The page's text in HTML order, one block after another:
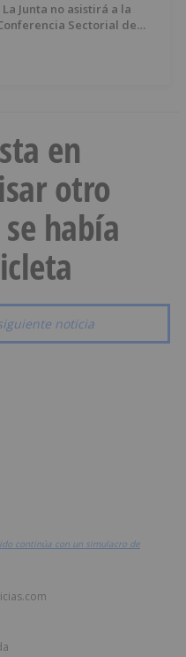
La Junta no asistirá a la
Sectorial de
en
otro
había
noticia
continúa con un simulacro de